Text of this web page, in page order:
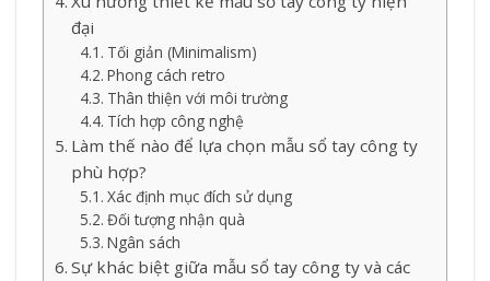
đại
Tối giản (Minimalism)
Phong cách retro
Thân thiện với môi trường
Tích hợp công nghệ
Làm thế nào để lựa chọn mẫu sổ tay công ty
phù hợp?
Xác định mục đích sử dụng
Đối tượng nhận quà
Ngân sách
Sự khác biệt giữa mẫu sổ tay công ty và các